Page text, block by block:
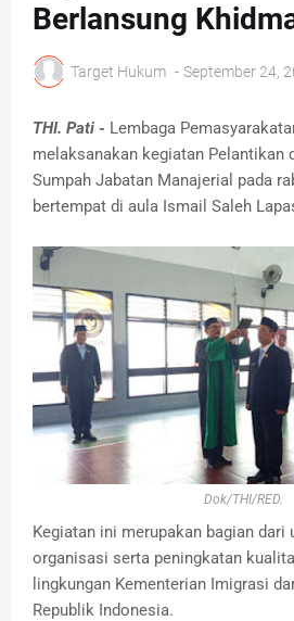
Berlansung
Target Hukum - September 24,
THI. Pati - Lembaga
melaksanakan kegiatan Pelantikan
Sumpah Jabatan Manajerial pada
bertempat di aula Ismail Saleh
Dok/THI/RED.
Kegiatan ini merupakan bagian dari
organisasi serta peningkatan
lingkungan Kementerian Imigrasi
Republik Indonesia.